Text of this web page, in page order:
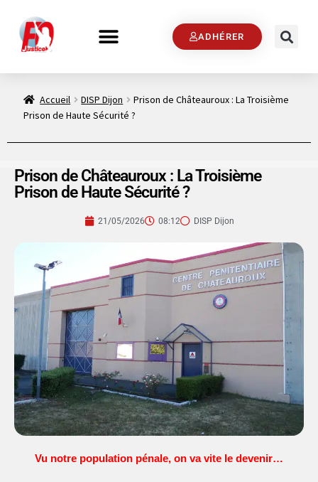
ADHÉRER
Accueil DISP Dijon
Prison de Châteauroux : La Troisième
Prison de Haute Sécurité ?
Prison de Châteauroux : La Troisième
Prison de Haute Sécurité ?
21/05/2026 08:12 DISP Dijon
Vu notre population pénale, on va vite le devenir…